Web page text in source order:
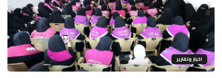
اخبار وتقارير